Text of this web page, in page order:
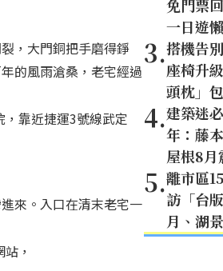
，大門銅把手磨得錚
的風雨滄桑，老宅經過
靠近捷運3號線武定
來。入口在清末老宅一
，
免門票
一日遊
3.搭機告
座椅升
頭枕」
4.建築迷
年：藤
屋根8
5.離市區
訪「台
月、湖